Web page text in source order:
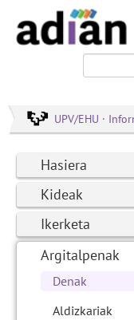
UPV/EHU ·
Hasiera
Kideak
Ikerketa
Argitalpenak
Denak
Aldizkariak